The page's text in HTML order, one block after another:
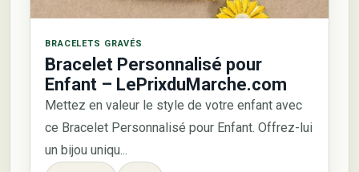
BRACELETS GRAVÉS
Bracelet Personnalisé pour
Enfant – LePrixduMarche.com
Mettez en valeur le style de votre enfant avec
ce Bracelet Personnalisé pour Enfant. Offrez-lui
un bijou uniqu...